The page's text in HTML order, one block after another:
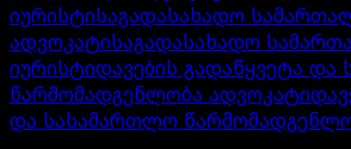
იურისტისაგადასახადო
ადვოკატისაგადასახადო
იურისტიდავების გადაწყვეტა
წარმომადგენლობა ადვოკატი
და სასამართლო